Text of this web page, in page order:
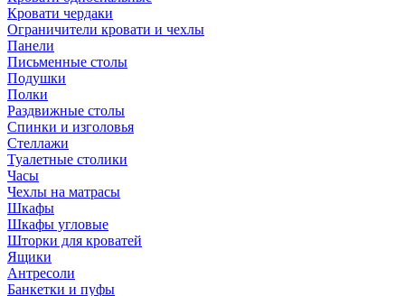
Кровати чердаки
Ограничители кровати и чехлы
Панели
Письменные столы
Подушки
Полки
Раздвижные столы
Спинки и изголовья
Стеллажи
Туалетные столики
Часы
Чехлы на матрасы
Шкафы
Шкафы угловые
Шторки для кроватей
Ящики
Антресоли
Банкетки и пуфы